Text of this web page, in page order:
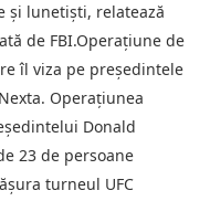
și lunetiști, relatează
de FBI.Operațiune de
îl viza pe președintele
Operațiunea
Donald
23 de persoane
turneul UFC